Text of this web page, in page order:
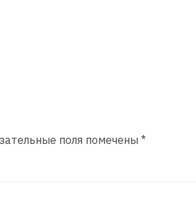
поля помечены *